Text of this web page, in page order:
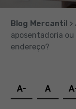
Blog Mercantil >
aposentadoria ou
endereço?
A- A